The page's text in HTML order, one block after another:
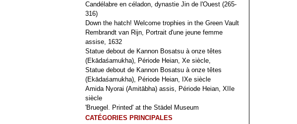
Candélabre en céladon, dynastie Jin de l'Ouest (265-
316)
Down the hatch! Welcome trophies in the Green Vault
Rembrandt van Rijn, Portrait d'une jeune femme
assise, 1632
Statue debout de Kannon Bosatsu à onze têtes
(Ekādaśamukha), Période Heian, Xe siècle,
Statue debout de Kannon Bosatsu à onze têtes
(Ekādaśamukha), Période Heian, IXe siècle
Amida Nyorai (Amitābha) assis, Période Heian, XIIe
siècle
'Bruegel. Printed' at the Städel Museum
CATÉGORIES PRINCIPALES